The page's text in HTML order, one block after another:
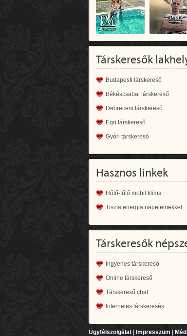
Társkeresők
Budapesti társkereső
Békéscsabai társkereső
Debreceni társkereső
Egri társkereső
Győri társkereső
Hasznos linkek
Hűtő-fűtő mobil klíma
Tiszta energia napelemekkel
Társkeresők
Ingyenes társkereső
Online társkereső
Társkereső chat
Internetes társkeresés
Ügyfélszolgálat Impresszum